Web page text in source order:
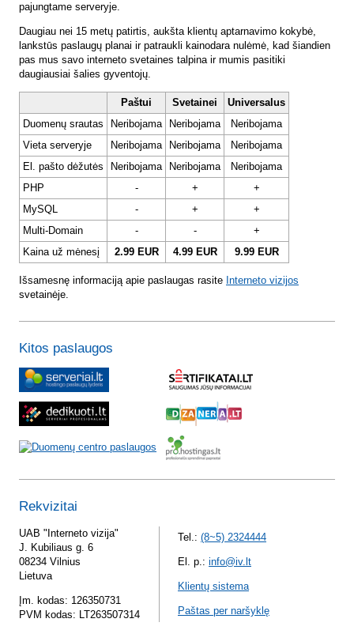
pajungtame serveryje.
Daugiau nei 15 metų patirtis, aukšta klientų aptarnavimo kokybė,
lankstūs paslaugų planai ir patraukli kainodara nulėmė, kad šiandien
pas mus savo interneto svetaines talpina ir mumis pasitiki
daugiausiai šalies gyventojų.
Paštui Svetainei
Universalus
Duomenų srautas
Neribojama Neribojama
Neribojama
Vieta serveryje
Neribojama Neribojama
Neribojama
El. pašto dėžutės
Neribojama Neribojama
Neribojama
PHP
- +
+
MySQL
- +
+
Multi-Domain
- -
+
Kaina už mėnesį
2.99 EUR 4.99 EUR 9.99 EUR
Išsamesnę informaciją apie paslaugas rasite Interneto vizijos
svetainėje.
Kitos paslaugos
Rekvizitai
UAB "Interneto vizija"
J. Kubiliaus g. 6
08234 Vilnius
Lietuva
Įm. kodas: 126350731
PVM kodas: LT263507314
Tel.: (8~5) 2324444
El. p.: info@iv.lt
Klientų sistema
Paštas per naršyklę